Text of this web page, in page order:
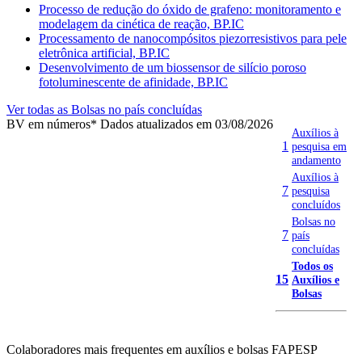
Processo de redução do óxido de grafeno: monitoramento e
modelagem da cinética de reação, BP.IC
Processamento de nanocompósitos piezorresistivos para pele
eletrônica artificial, BP.IC
Desenvolvimento de um biossensor de silício poroso
fotoluminescente de afinidade, BP.IC
Ver todas as Bolsas no país concluídas
BV em números* Dados atualizados em 03/08/2026
1
Auxílios à
pesquisa em
andamento
7
Auxílios à
pesquisa
concluídos
7
Bolsas no
país
concluídas
15
Todos os
Auxílios e
Bolsas
Colaboradores mais frequentes em auxílios e bolsas FAPESP